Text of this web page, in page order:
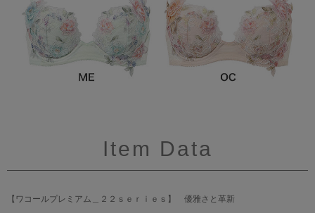
Item Data
【ワコールプレミアム＿２２ｓｅｒｉｅｓ】 優雅さと革新